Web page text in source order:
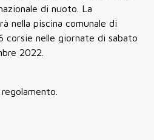
di nuoto. La
nella piscina comunale di
corsie nelle giornate di sabato
2022.